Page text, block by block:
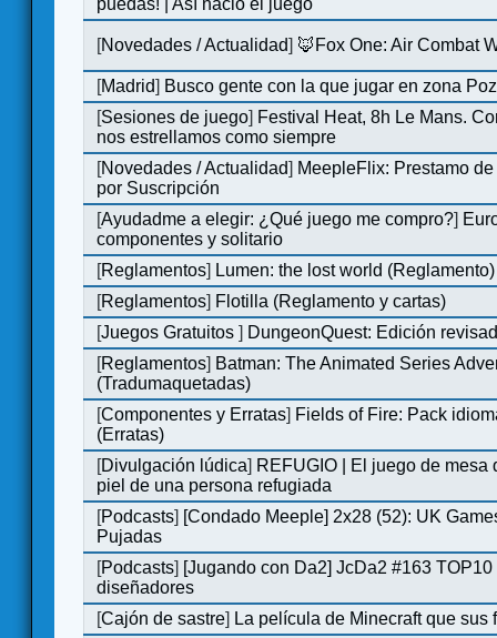
puedas! | Así nació el juego
[Novedades / Actualidad] 🦊Fox One: Air Combat
[Madrid] Busco gente con la que jugar en zona
[Sesiones de juego] Festival Heat, 8h Le Mans.
nos estrellamos como siempre
[Novedades / Actualidad] MeepleFlix: Prestamo
por Suscripción
[Ayudadme a elegir: ¿Qué juego me compro?]
componentes y solitario
[Reglamentos] Lumen: the lost world (Reglamento)
[Reglamentos] Flotilla (Reglamento y cartas)
[Juegos Gratuitos] DungeonQuest: Edición
[Reglamentos] Batman: The Animated Series
(Tradumaquetadas)
[Componentes y Erratas] Fields of Fire: Pack
(Erratas)
[Divulgación lúdica] REFUGIO | El juego de mesa
piel de una persona refugiada
[Podcasts] [Condado Meeple] 2x28 (52): UK
Pujadas
[Podcasts] [Jugando con Da2] JcDa2 #163
diseñadores
[Cajón de sastre] La película de Minecraft que sus